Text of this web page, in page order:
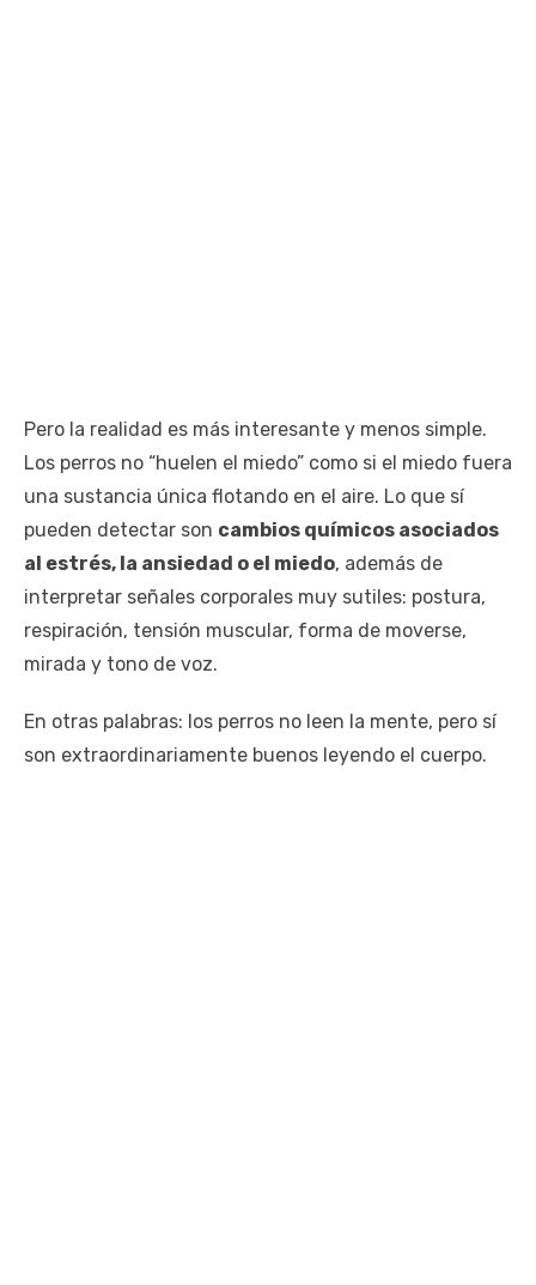
Pero la realidad es más interesante y menos simple.
Los perros no “huelen el miedo” como si el miedo fuera
una sustancia única flotando en el aire. Lo que sí
pueden detectar son cambios químicos asociados
al estrés, la ansiedad o el miedo, además de
interpretar señales corporales muy sutiles: postura,
respiración, tensión muscular, forma de moverse,
mirada y tono de voz.
En otras palabras: los perros no leen la mente, pero sí
son extraordinariamente buenos leyendo el cuerpo.